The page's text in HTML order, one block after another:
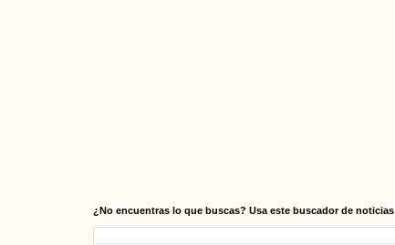
¿No encuentras lo que buscas? Usa este buscador de noticias